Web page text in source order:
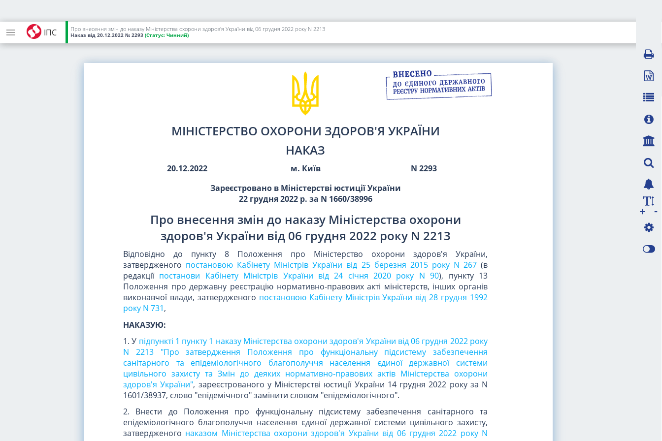
ІПС Про внесення змін до наказу Міністерства охорони здоров'я України від 06 грудня 2022 року N 2213
Наказ від 20.12.2022 № 2293 (Статус: Чинний)
МІНІСТЕРСТВО ОХОРОНИ ЗДОРОВ'Я УКРАЇНИ
НАКАЗ
20.12.2022 м. Київ
N 2293
Зареєстровано в Міністерстві юстиції України
22 грудня 2022 р. за N 1660/38996
Про внесення змін до наказу Міністерства охорони
здоров'я України від 06 грудня 2022 року N 2213
Відповідно до пункту 8 Положення про Міністерство охорони здоров'я України,
затвердженого постановою Кабінету Міністрів України від 25 березня 2015 року N 267(в
редакції постанови Кабінету Міністрів України від 24 січня 2020 року N 90), пункту 13
Положення про державну реєстрацію нормативно-правових акті міністерств, інших органів
виконавчої влади, затвердженого постановою Кабінету Міністрів України від 28 грудня 1992
року N 731,
НАКАЗУЮ:
1. У підпункті 1 пункту 1 наказу Міністерства охорони здоров'я України від 06 грудня 2022 року
N 2213 "Про затвердження Положення про функціональну підсистему забезпечення
санітарного та епідеміологічного благополуччя населення єдиної державної системи
цивільного захисту та Змін до деяких нормативно-правових актів Міністерства охорони
здоров'я України", зареєстрованого у Міністерстві юстиції України 14 грудня 2022 року за N
1601/38937, слово "епідемічного" замінити словом "епідеміологічного".
2. Внести до Положення про функціональну підсистему забезпечення санітарного та
епідеміологічного благополуччя населення єдиної державної системи цивільного захисту,
затвердженого наказом Міністерства охорони здоров'я України від 06 грудня 2022 року N
-
+